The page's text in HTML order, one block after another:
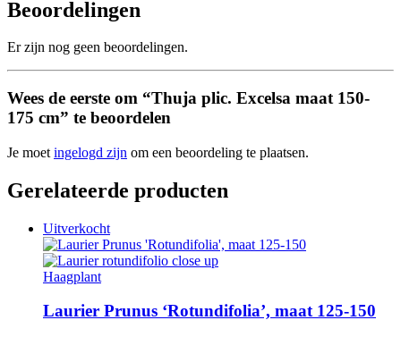
Beoordelingen
Er zijn nog geen beoordelingen.
Wees de eerste om “Thuja plic. Excelsa maat 150-
175 cm” te beoordelen
Je moet ingelogd zijn om een beoordeling te plaatsen.
Gerelateerde producten
Uitverkocht
Haagplant
Laurier Prunus ‘Rotundifolia’, maat 125-150